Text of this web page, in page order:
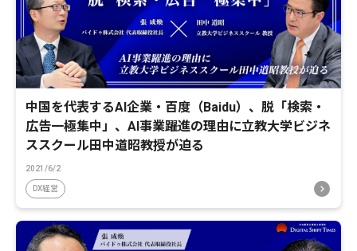
中国を代表するAI企業・百度（Baidu）、脱「検索・
広告一極集中」、AI事業躍進の理由に立教大学ビジネ
ススクール田中道昭教授が迫る
2021/6/2
DX経営